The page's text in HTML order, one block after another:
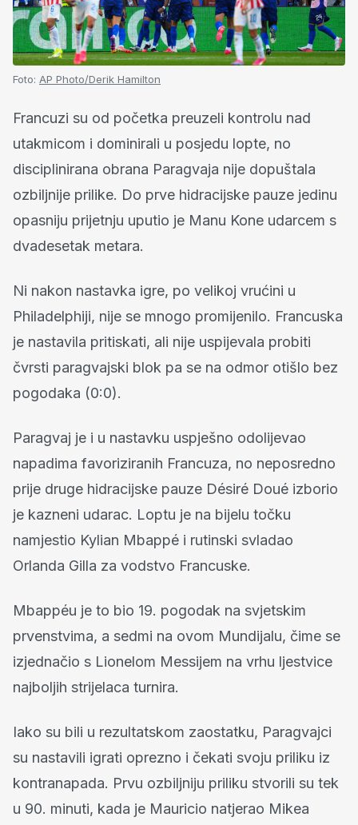
Foto: AP Photo/Derik Hamilton
Francuzi su od početka preuzeli kontrolu nad
utakmicom i dominirali u posjedu lopte, no
disciplinirana obrana Paragvaja nije dopuštala
ozbiljnije prilike. Do prve hidracijske pauze jedinu
opasniju prijetnju uputio je Manu Kone udarcem s
dvadesetak metara.
Ni nakon nastavka igre, po velikoj vrućini u
Philadelphiji, nije se mnogo promijenilo. Francuska
je nastavila pritiskati, ali nije uspijevala probiti
čvrsti paragvajski blok pa se na odmor otišlo bez
pogodaka (0:0).
Paragvaj je i u nastavku uspješno odolijevao
napadima favoriziranih Francuza, no neposredno
prije druge hidracijske pauze Désiré Doué izborio
je kazneni udarac. Loptu je na bijelu točku
namjestio Kylian Mbappé i rutinski svladao
Orlanda Gilla za vodstvo Francuske.
Mbappéu je to bio 19. pogodak na svjetskim
prvenstvima, a sedmi na ovom Mundijalu, čime se
izjednačio s Lionelom Messijem na vrhu ljestvice
najboljih strijelaca turnira.
Iako su bili u rezultatskom zaostatku, Paragvajci
su nastavili igrati oprezno i čekati svoju priliku iz
kontranapada. Prvu ozbiljniju priliku stvorili su tek
u 90. minuti, kada je Mauricio natjerao Mikea